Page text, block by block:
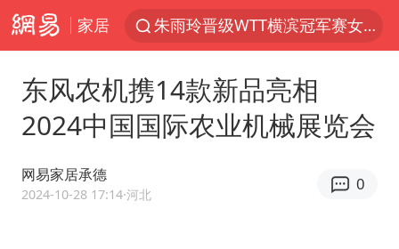
家居
朱雨玲晋级WTT横滨冠军赛女单八强
泰国校园枪击案死亡人数升至7人
27岁女子组织卖淫集团被悬赏通缉
东风农机携14款新品亮相
2024中国国际农业机械展览会
网易家居承德
2024-10-28 17:14·河北
0